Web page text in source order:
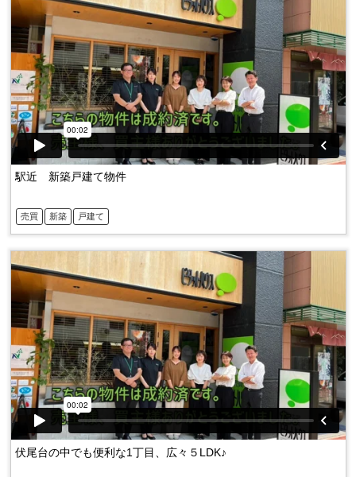
売買 新築 戸建て
駅近 新築戸建て物件
伏尾台の中でも便利な1丁目、広々５LDK♪